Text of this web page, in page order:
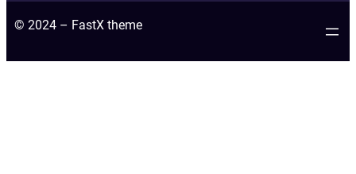
© 2024 – FastX theme